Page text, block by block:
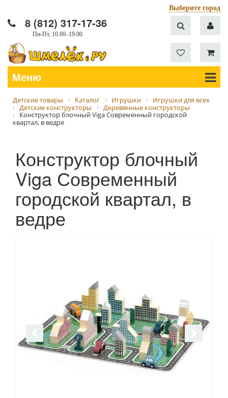
Выберите город
8 (812) 317-17-36
Пн-Пт, 10.00–19.00
Меню
Детские товары Каталог Игрушки
Игрушки для всех
Детские конструкторы
Деревянные конструкторы
Конструктор блочный Viga Современный городской
квартал, в ведре
Конструктор блочный
Viga Современный
городской квартал, в
ведре